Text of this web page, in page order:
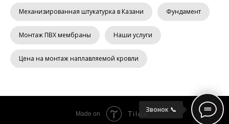
Механизированная штукатурка в Казани Фундамент
Монтаж ПВХ мембраны Наши услуги
Цена на монтаж наплавляемой кровли
Звонок 📞
Made on Tilda